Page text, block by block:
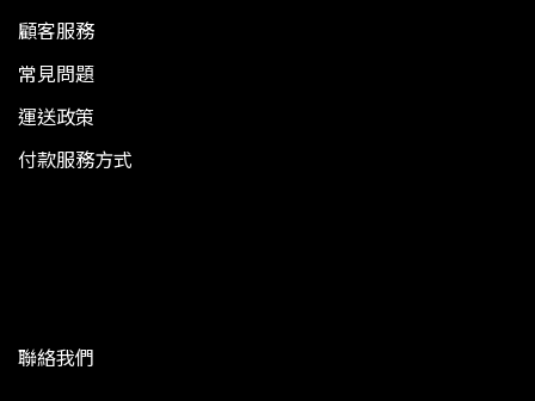
顧客服務
常見問題
運送政策
付款服務方式
聯絡我們